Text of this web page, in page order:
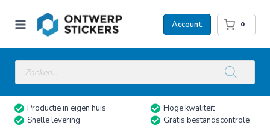
naar
Account 0
Producten
zoeken
Productie in eigen huis
Hoge kwaliteit
Snelle levering
Gratis bestandscontrole